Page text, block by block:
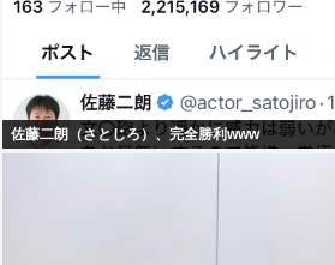
佐藤二朗（さとじろ）、完全勝利www